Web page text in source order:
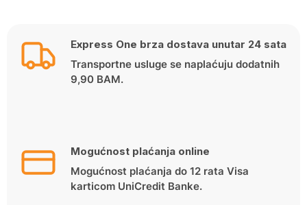
Express One brza dostava unutar 24 sata
Transportne usluge se naplaćuju dodatnih
9,90 BAM.
Mogućnost plaćanja online
Mogućnost plaćanja do 12 rata Visa
karticom UniCredit Banke.